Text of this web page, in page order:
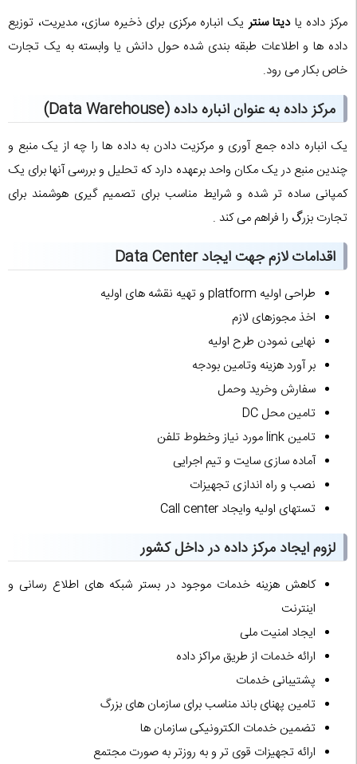
مرکز داده یا دیتا سنتر یک انباره مرکزى براى ذخیره سازى، مدیریت، توزیع
داده ها و اطلاعات طبقه بندى شده حول دانش یا وابسته به یک تجارت
خاص بکار مى رود.
مرکز داده به عنوان انباره داده (Data Warehouse)
یک انباره داده جمع آورى و مرکزیت دادن به داده ها را چه از یک منبع و
چندین منبع در یک مکان واحد برعهده دارد که تحلیل و بررسى آنها براى یک
کمپانى ساده تر شده و شرایط مناسب براى تصمیم گیرى هوشمند براى
تجارت بزرﮒ را فراهم مى کند .
اقدامات لازم جهت ایجاد Data Center
طراحی اولیه platform و تهیه نقشه های اولیه
اخذ مجوزهای لازم
نهایی نمودن طرح اولیه
بر آورد هزینه وتامین بودجه
سفارش وخرید وحمل
تامین محل DC
تامین link مورد نیاز وخطوط تلفن
آماده سازی سایت و تیم اجرایی
نصب و راه اندازی تجهیزات
تستهای اولیه وایجاد Call center
لزوم ایجاد مرکز داده در داخل کشور
کاهش هزینه خدمات موجود در بستر شبکه هاى اطلاع رسانى و
اینترنت
ایجاد امنیت ملى
ارائه خدمات از طریق مراکز داده
پشتیبانى خدمات
تامین پهناى باند مناسب براى سازمان هاى بزرگ
تضمین خدمات الکترونیکى سازمان ها
ارائه تجهیزات قوى تر و به روزتر به صورت مجتمع